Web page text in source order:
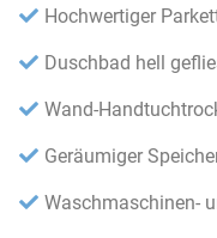
Hochwertiger
Duschbad hell
Wand-
Geräumiger
Waschmaschinen-